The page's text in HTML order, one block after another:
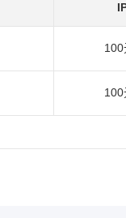
100
100